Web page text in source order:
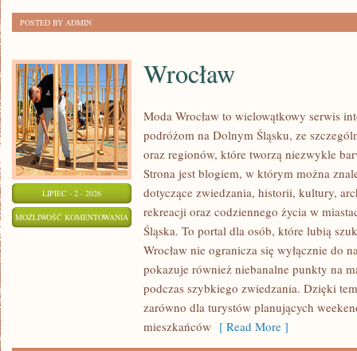
POSTED BY ADMIN
LIPIEC - 2 - 2026
MOŻLIWOŚĆ KOMENTOWANIA WROCŁAW
Wrocław
Moda Wrocław to wielowątkowy serwis
podróżom na Dolnym Śląsku, ze
oraz regionów, które tworzą niezwykle
Strona jest blogiem, w którym można
dotyczące zwiedzania, historii, kultury,
rekreacji oraz codziennego życia w
Śląska. To portal dla osób, które lubią
Wrocław nie ogranicza się wyłącznie do
pokazuje również niebanalne punkty na
podczas szybkiego zwiedzania. Dzięki
zarówno dla turystów planujących
mieszkańców [ Read More ]